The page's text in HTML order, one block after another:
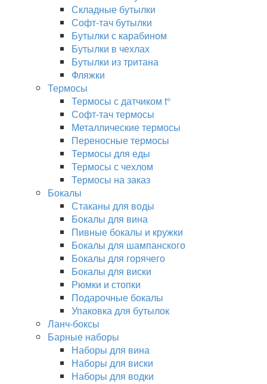
Складные бутылки
Софт-тач бутылки
Бутылки с карабином
Бутылки в чехлах
Бутылки из тритана
Фляжки
Термосы
Термосы с датчиком t°
Софт-тач термосы
Металлические термосы
Переносные термосы
Термосы для еды
Термосы с чехлом
Термосы на заказ
Бокалы
Стаканы для воды
Бокалы для вина
Пивные бокалы и кружки
Бокалы для шампанского
Бокалы для горячего
Бокалы для виски
Рюмки и стопки
Подарочные бокалы
Упаковка для бутылок
Ланч-боксы
Барные наборы
Наборы для вина
Наборы для виски
Наборы для водки